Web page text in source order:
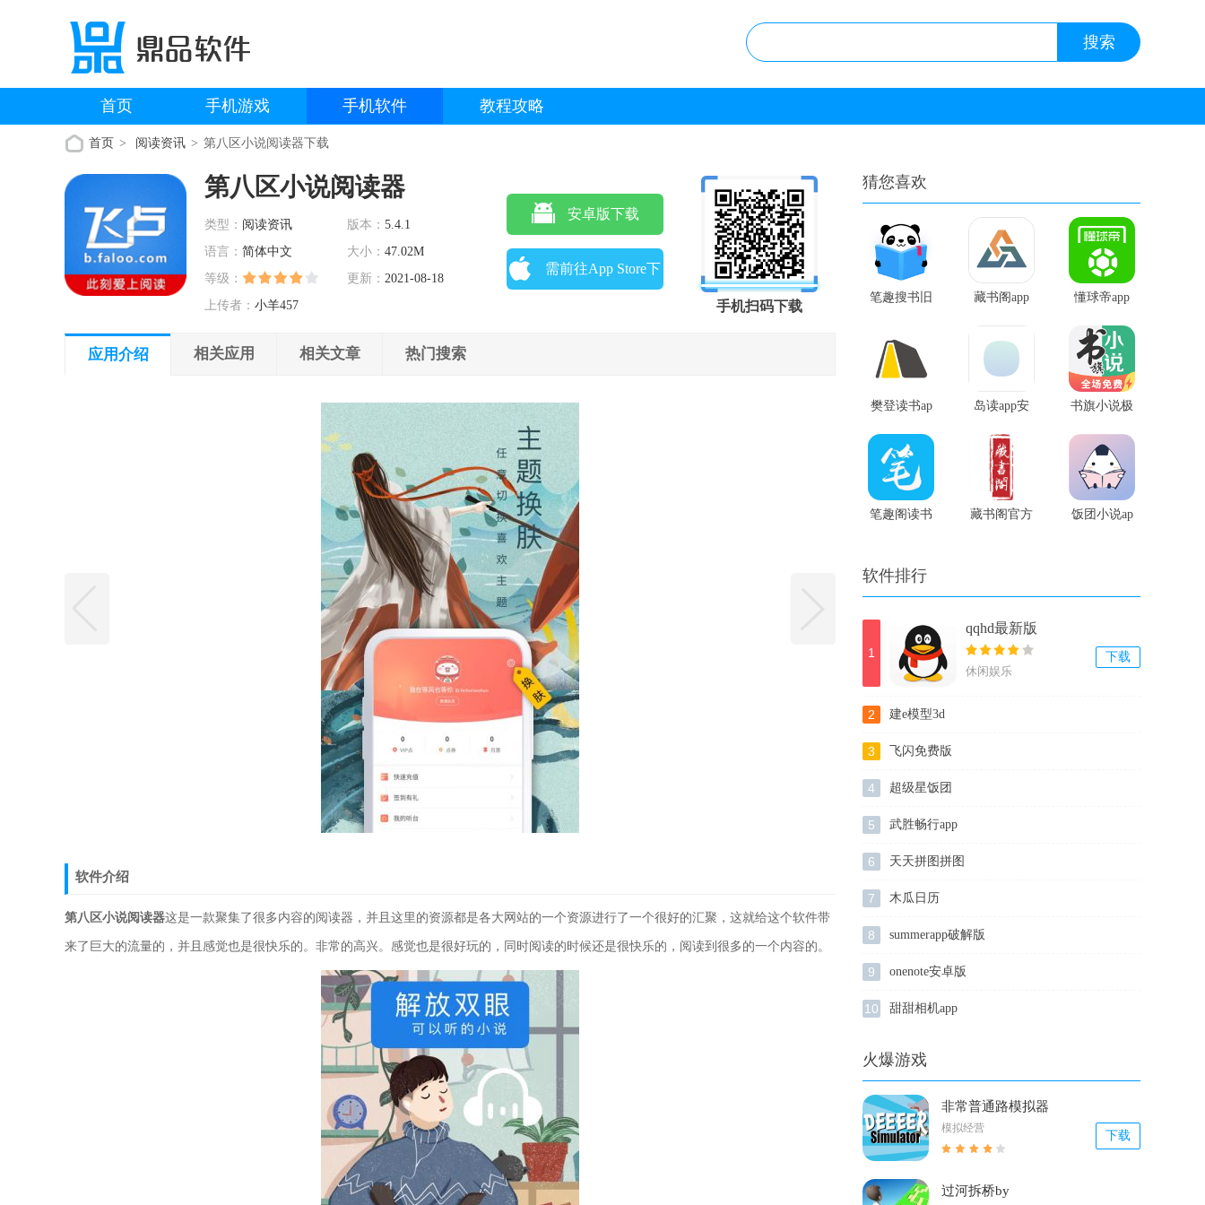
首页 手机游戏 手机软件 教程攻略
首页 阅读资讯 第八区小说阅读器下载
第八区小说阅读器
类型： 阅读资讯 版本：5.4.1
语言： 简体中文 大小：47.02M
等级：
更新：2021-08-18
上传者： 小羊457
安卓版下载
需前往App Store下
手机扫码下载
应用介绍 相关应用 相关文章 热门搜索
软件介绍
第八区小说阅读器这是一款聚集了很多内容的阅读器，并且这里的资源都是各大网站的一个资源进行了一个很好的汇聚，这就给这个软件带
来了巨大的流量的，并且感觉也是很快乐的。非常的高兴。感觉也是很好玩的，同时阅读的时候还是很快乐的，阅读到很多的一个内容的。
猜您喜欢
笔趣搜书旧 藏书阁app 懂球帝app
樊登读书ap
p
岛读app安
卓版
书旗小说极
速版
笔趣阁读书 藏书阁官方 饭团小说ap
软件排行
1
qqhd最新版
休闲娱乐
下载
2 建e模型3d
3 飞闪免费版
4 超级星饭团
5 武胜畅行app
6 天天拼图拼图
7 木瓜日历
8 summerapp破解版
9 onenote安卓版
10 甜甜相机app
火爆游戏
非常普通路模拟器
模拟经营
下载
过河拆桥by